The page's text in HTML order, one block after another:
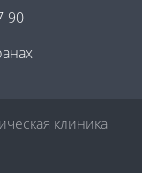
90
клиника